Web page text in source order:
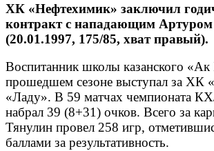
ХК «Нефтехимик» заключил
контракт с нападающим
(20.01.1997, 175/85, хват правый).
Воспитанник школы казанского «Ак
прошедшем сезоне выступал за ХК
«Ладу». В 59 матчах чемпионата
набрал 39 (8+31) очков. Всего за
Тянулин провел 258 игр,
баллами за результативность.